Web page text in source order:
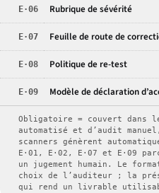
E·06 Rubrique de sévérité
E·07 Feuille de route de
E·08 Politique de re-test
E·09 Modèle de déclaration
Obligatoire = couvert dans
automatisé et d’audit
scanners génèrent
E·01, E·02, E·07 et E·09
un jugement humain. Le
choix de l’auditeur ; la
qui rend un livrable